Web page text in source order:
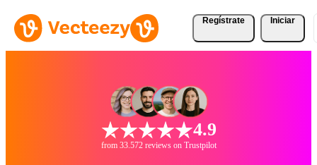
Regístrate Iniciar
4.9
from 33.572 reviews on Trustpilot